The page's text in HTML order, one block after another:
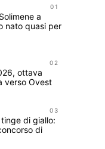
01
a
nato quasi per
02
ottava
verso Ovest
03
di giallo:
di